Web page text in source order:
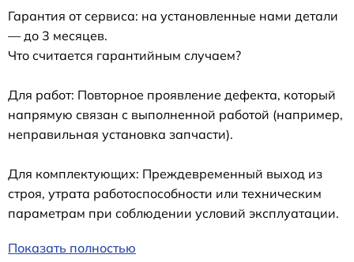
Гарантия от сервиса: на установленные нами детали
— до 3 месяцев.
Что считается гарантийным случаем?
Для работ: Повторное проявление дефекта, который
напрямую связан с выполненной работой (например,
неправильная установка запчасти).
Для комплектующих: Преждевременный выход из
строя, утрата работоспособности или техническим
параметрам при соблюдении условий эксплуатации.
Показать полностью